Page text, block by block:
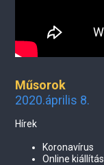
Műsorok
2020.április 8.
Hírek
Koronavírus
Online kiállítás